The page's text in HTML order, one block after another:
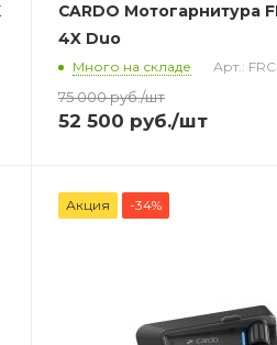
CARDO Мотогарнитура
4X Duo
Много на складе Арт.:
75 000руб./шт
52 500 руб./шт
Акция -34%